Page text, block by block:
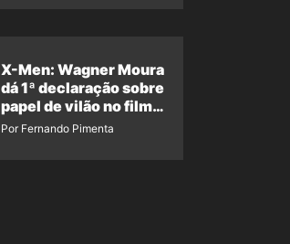
X-Men: Wagner Moura
dá 1ª declaração sobre
papel de vilão no filme
da Marvel
Por Fernando Pimenta